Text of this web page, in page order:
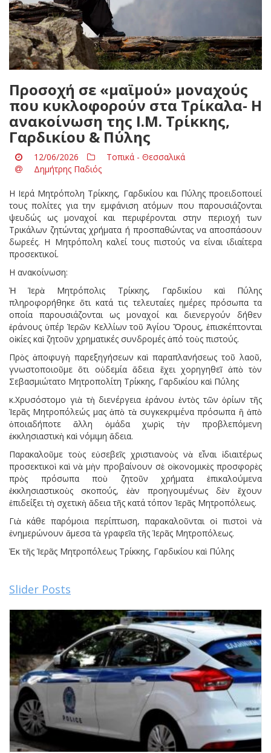
Προσοχή σε «μαϊμού» μοναχούς
που κυκλοφορούν στα Τρίκαλα- Η
ανακοίνωση της Ι.Μ. Τρίκκης,
Γαρδικίου & Πύλης
12/06/2026
Τοπικά - Θεσσαλικά
Δημήτρης Παδιός
Η Ιερά Μητρόπολη Τρίκκης, Γαρδικίου και Πύλης προειδοποιεί
τους πολίτες για την εμφάνιση ατόμων που παρουσιάζονται
ψευδώς ως μοναχοί και περιφέρονται στην περιοχή των
Τρικάλων ζητώντας χρήματα ή προσπαθώντας να αποσπάσουν
δωρεές. Η Μητρόπολη καλεί τους πιστούς να είναι ιδιαίτερα
προσεκτικοί.
H ανακοίνωση:
Ἡ Ἱερὰ Μητρόπολις Τρίκκης, Γαρδικίου καὶ Πύλης
πληροφορήθηκε ὅτι κατά τις τελευταίες ημέρες πρόσωπα τα
οποία παρουσιάζονται ως μοναχοί και διενεργούν δήθεν
ἐράνους ὑπέρ Ἱερῶν Κελλίων τοῦ Ἁγίου Ὄρους, ἐπισκέπτονται
οἰκίες καὶ ζητοῦν χρηματικές συνδρομές ἀπό τοὺς πιστούς.
Πρὸς ἀποφυγὴ παρεξηγήσεων καὶ παραπλανήσεως τοῦ λαοῦ,
γνωστοποιοῦμε ὅτι οὐδεμία ἄδεια ἔχει χορηγηθεῖ ἀπὸ τὸν
Σεβασμιώτατο Μητροπολίτη Τρίκκης, Γαρδικίου καὶ Πύλης
κ.Χρυσόστομο γιὰ τὴ διενέργεια ἐράνου ἐντὸς τῶν ὁρίων τῆς
Ἱερᾶς Μητροπόλεώς μας ἀπὸ τὰ συγκεκριμένα πρόσωπα ἢ ἀπὸ
ὁποιαδήποτε ἄλλη ὁμάδα χωρὶς τὴν προβλεπόμενη
ἐκκλησιαστικὴ καὶ νόμιμη ἄδεια.
Παρακαλοῦμε τοὺς εὐσεβεῖς χριστιανοὺς νὰ εἶναι ἰδιαιτέρως
προσεκτικοὶ καὶ νὰ μὴν προβαίνουν σὲ οἰκονομικὲς προσφορὲς
πρὸς πρόσωπα ποὺ ζητοῦν χρήματα ἐπικαλούμενα
ἐκκλησιαστικοὺς σκοπούς, ἐὰν προηγουμένως δὲν ἔχουν
ἐπιδείξει τὴ σχετικὴ ἄδεια τῆς κατά τόπον Ἱερᾶς Μητροπόλεως.
Γιὰ κάθε παρόμοια περίπτωση, παρακαλοῦνται οἱ πιστοὶ νὰ
ἐνημερώνουν ἄμεσα τὰ γραφεῖα τῆς Ἱερᾶς Μητροπόλεως.
Ἐκ τῆς Ἱερᾶς Μητροπόλεως Τρίκκης, Γαρδικίου καὶ Πύλης
Slider Posts